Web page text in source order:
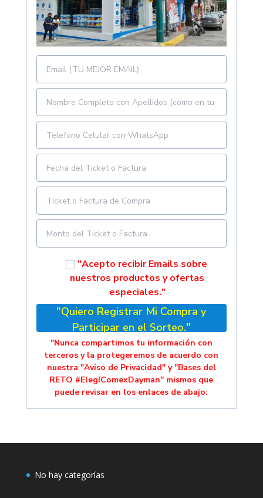
"Acepto recibir Emails sobre
nuestros productos y ofertas
especiales."
"Quiero Registrar Mi Compra y
Participar en el Sorteo."
"Nunca compartimos tu información con
terceros y la protegeremos de acuerdo con
nuestra "Aviso de Privacidad" y "Bases del
RETO #ElegíComexDayman" mismos que
puede revisar en los enlaces de abajo:
No hay categorías